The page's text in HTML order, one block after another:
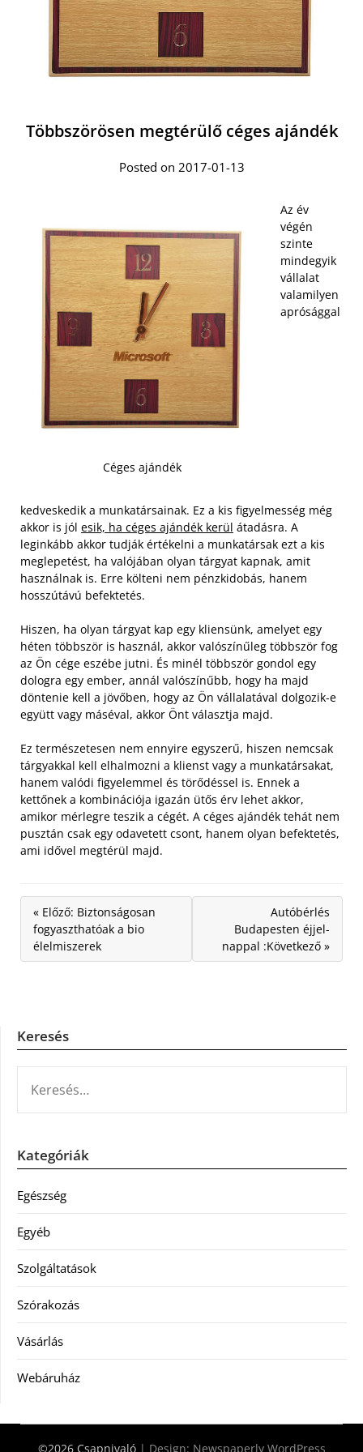
Többszörösen megtérülő céges ajándék
Posted on 2017-01-13
Céges ajándék
Az év
végén
szinte
mindegyik
vállalat
valamilyen
aprósággal
kedveskedik a munkatársainak. Ez a kis figyelmesség még
akkor is jól esik, ha céges ajándék kerül átadásra. A
leginkább akkor tudják értékelni a munkatársak ezt a kis
meglepetést, ha valójában olyan tárgyat kapnak, amit
használnak is. Erre költeni nem pénzkidobás, hanem
hosszútávú befektetés.
Hiszen, ha olyan tárgyat kap egy kliensünk, amelyet egy
héten többször is használ, akkor valószínűleg többször fog
az Ön cége eszébe jutni. És minél többször gondol egy
dologra egy ember, annál valószínűbb, hogy ha majd
döntenie kell a jövőben, hogy az Ön vállalatával dolgozik-e
együtt vagy máséval, akkor Önt választja majd.
Ez természetesen nem ennyire egyszerű, hiszen nemcsak
tárgyakkal kell elhalmozni a klienst vagy a munkatársakat,
hanem valódi figyelemmel és törődéssel is. Ennek a
kettőnek a kombinációja igazán ütős érv lehet akkor,
amikor mérlegre teszik a cégét. A céges ajándék tehát nem
pusztán csak egy odavetett csont, hanem olyan befektetés,
ami idővel megtérül majd.
« Előző: Biztonságosan
fogyaszthatóak a bio
élelmiszerek
Autóbérlés
Budapesten éjjel-
nappal :Következő »
Keresés
Kategóriák
Egészség
Egyéb
Szolgáltatások
Szórakozás
Vásárlás
Webáruház
©2026 Csapnivaló | Design: Newspaperly WordPress